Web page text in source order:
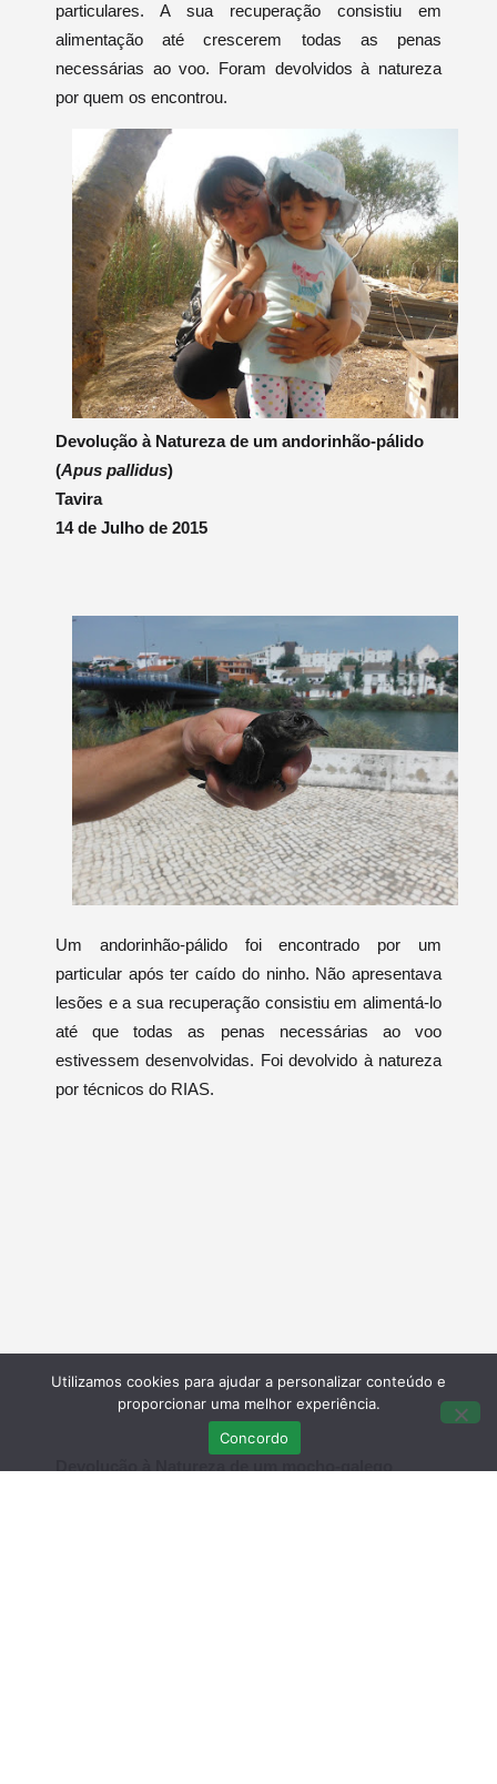
particulares. A sua recuperação consistiu em
alimentação até crescerem todas as penas
necessárias ao voo. Foram devolvidos à natureza
por quem os encontrou.
Devolução à Natureza de um andorinhão-pálido
(Apus pallidus)
Tavira
14 de Julho de 2015
Um andorinhão-pálido foi encontrado por um
particular após ter caído do ninho. Não apresentava
lesões e a sua recuperação consistiu em alimentá-lo
até que todas as penas necessárias ao voo
estivessem desenvolvidas. Foi devolvido à natureza
por técnicos do RIAS.
Utilizamos cookies para ajudar a personalizar conteúdo e
proporcionar uma melhor experiência.
Concordo